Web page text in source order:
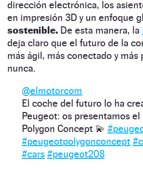
dirección electrónica, los
en impresión 3D y un enfoque
sostenible. De esta manera, la
deja claro que el futuro de la
más ágil, más conectado y más
nunca.
@elmotorcom
El coche del futuro lo ha
Peugeot: os presentamos el
Polygon Concept 💫
#peugeotpolygonconcept
#cars #peugeot208